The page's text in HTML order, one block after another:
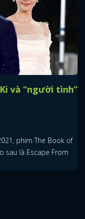
và “người tình”
phim The Book of
sau là Escape From